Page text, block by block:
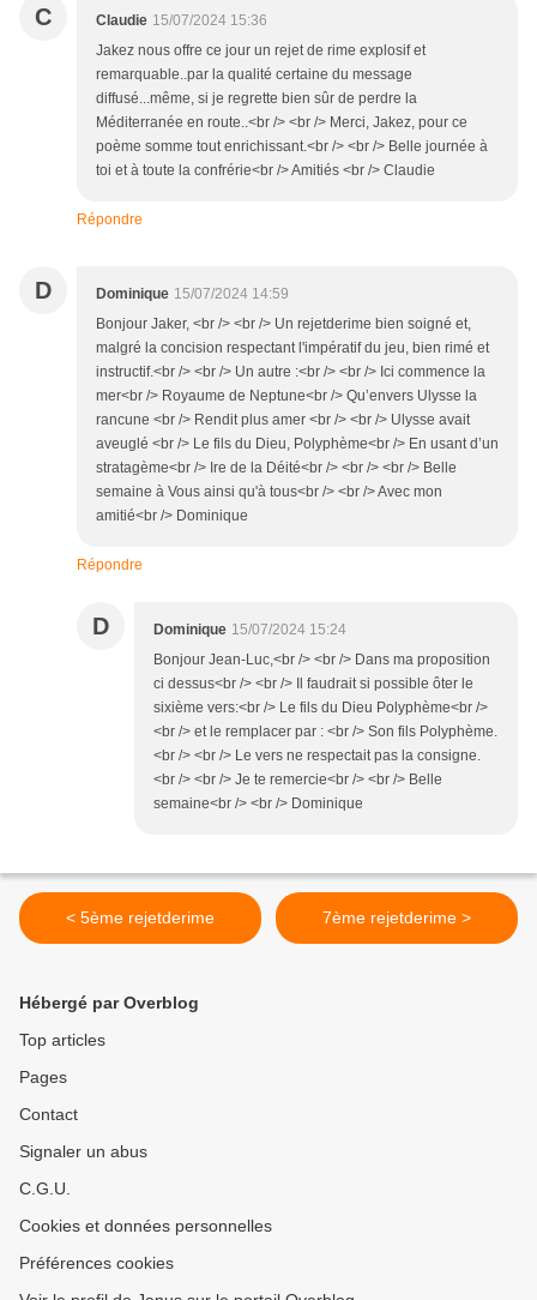
C Claudie 15/07/2024 15:36
Jakez nous offre ce jour un rejet de rime explosif et
remarquable..par la qualité certaine du message
diffusé...même, si je regrette bien sûr de perdre la
Méditerranée en route..<br /> <br /> Merci, Jakez, pour ce
poème somme tout enrichissant.<br /> <br /> Belle journée à
toi et à toute la confrérie<br /> Amitiés <br /> Claudie
Répondre
D Dominique 15/07/2024 14:59
Bonjour Jaker, <br /> <br /> Un rejetderime bien soigné et,
malgré la concision respectant l'impératif du jeu, bien rimé et
instructif.<br /> <br /> Un autre :<br /> <br /> Ici commence la
mer<br /> Royaume de Neptune<br /> Qu’envers Ulysse la
rancune <br /> Rendit plus amer <br /> <br /> Ulysse avait
aveuglé <br /> Le fils du Dieu, Polyphème<br /> En usant d’un
stratagème<br /> Ire de la Déité<br /> <br /> <br /> Belle
semaine à Vous ainsi qu'à tous<br /> <br /> Avec mon
amitié<br /> Dominique
Répondre
D Dominique 15/07/2024 15:24
Bonjour Jean-Luc,<br /> <br /> Dans ma proposition
ci dessus<br /> <br /> Il faudrait si possible ôter le
sixième vers:<br /> Le fils du Dieu Polyphème<br />
<br /> et le remplacer par : <br /> Son fils Polyphème.
<br /> <br /> Le vers ne respectait pas la consigne.
<br /> <br /> Je te remercie<br /> <br /> Belle
semaine<br /> <br /> Dominique
< 5ème rejetderime 7ème rejetderime >
Hébergé par Overblog
Top articles
Pages
Contact
Signaler un abus
C.G.U.
Cookies et données personnelles
Préférences cookies